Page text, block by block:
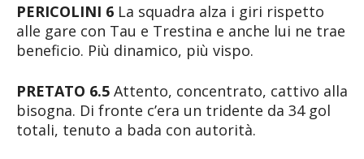
PERICOLINI 6 La squadra alza i giri rispetto
alle gare con Tau e Trestina e anche lui ne trae
beneficio. Più dinamico, più vispo.
PRETATO 6.5 Attento, concentrato, cattivo alla
bisogna. Di fronte c’era un tridente da 34 gol
totali, tenuto a bada con autorità.